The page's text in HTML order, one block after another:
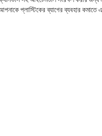
প্লাস্টিকের ব্যাগের ব্যবহার কমাতে